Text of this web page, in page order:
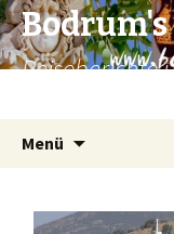
Reiseberichte
Menü